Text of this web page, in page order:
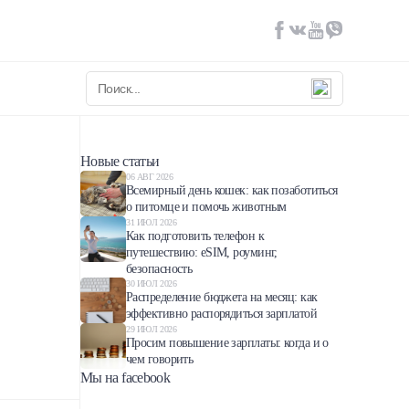
Новые статьи
06 АВГ 2026
Всемирный день кошек: как позаботиться
о питомце и помочь животным
31 ИЮЛ 2026
Как подготовить телефон к
путешествию: eSIM, роуминг,
безопасность
30 ИЮЛ 2026
Распределение бюджета на месяц: как
эффективно распорядиться зарплатой
29 ИЮЛ 2026
Просим повышение зарплаты: когда и о
чем говорить
Мы на facebook